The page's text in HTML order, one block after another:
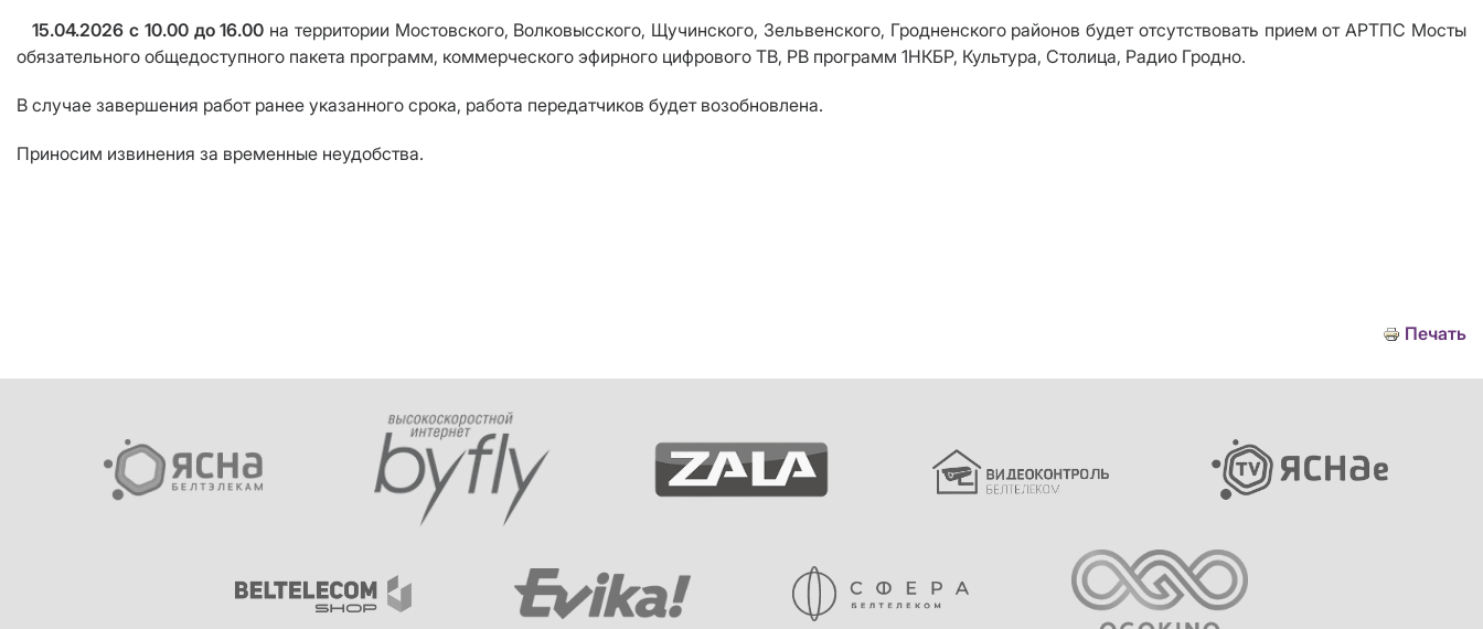
15.04.2026 с 10.00 до 16.00 на территории Мостовского, Волковысского, Щучинского, Зельвенского, Гродненского районов будет отсутствовать прием от АРТПС Мосты
обязательного общедоступного пакета программ, коммерческого эфирного цифрового ТВ, РВ программ 1НКБР, Культура, Столица, Радио Гродно.
В случае завершения работ ранее указанного срока, работа передатчиков будет возобновлена.
Приносим извинения за временные неудобства.
Печать